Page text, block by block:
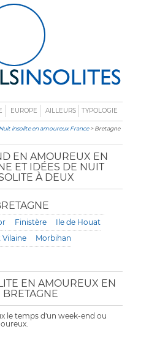
EUROPE AILLEURS TYPOLOGIE
Nuit insolite en amoureux France> Bretagne
EN AMOUREUX EN
ET IDÉES DE NUIT
À DEUX
Finistère
Ile de Houat
Vilaine
Morbihan
EN AMOUREUX EN
BRETAGNE
le temps d'un week-end ou